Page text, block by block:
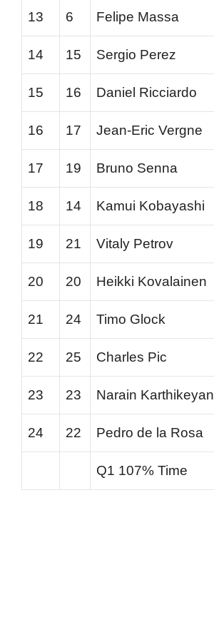
13 6 Felipe Massa
14 15 Sergio Perez
15 16 Daniel Ricciardo
16 17 Jean-Eric Vergne
17 19 Bruno Senna
18 14 Kamui Kobayashi
19 21 Vitaly Petrov
20 20 Heikki Kovalainen
21 24 Timo Glock
22 25 Charles Pic
23 23 Narain Karthikeyan
24 22 Pedro de la Rosa
Q1 107% Time